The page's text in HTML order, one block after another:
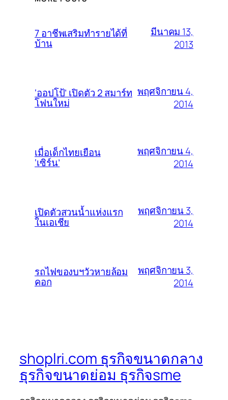
7 อาชีพเสริมทำรายได้ที่
บ้าน
มีนาคม 13,
2013
‘ออปโป้’ เปิดตัว 2 สมาร์ท
โฟนใหม่
พฤศจิกายน 4,
2014
เมื่อเด็กไทยเยือน
‘เซิร์น’
พฤศจิกายน 4,
2014
เปิดตัวสวนน้ำแห่งแรก
ในเอเชีย
พฤศจิกายน 3,
2014
รถไฟของบฯวัวหายล้อม
คอก
พฤศจิกายน 3,
2014
shoplri.com ธุรกิจขนาดกลาง
ธุรกิจขนาดย่อม ธุรกิจsme